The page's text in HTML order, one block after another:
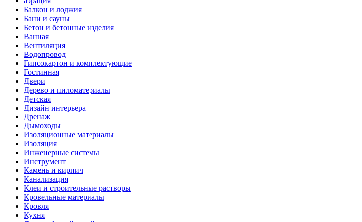
Балкон и лоджия
Бани и сауны
Бетон и бетонные изделия
Ванная
Вентиляция
Водопровод
Гипсокартон и комплектующие
Гостинная
Двери
Дерево и пиломатериалы
Детская
Дизайн интерьера
Дренаж
Дымоходы
Изоляционные материалы
Изоляция
Инженерные системы
Инструмент
Камень и кирпич
Канализация
Клеи и строительные растворы
Кровельные материалы
Кровля
Кухня